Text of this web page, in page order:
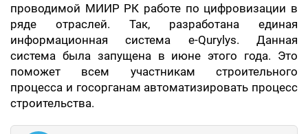
проводимой МИИР РК работе по цифровизации в
ряде отраслей. Так, разработана единая
информационная система e-Qurylys. Данная
система была запущена в июне этого года. Это
поможет всем участникам строительного
процесса и госорганам автоматизировать процесс
строительства.